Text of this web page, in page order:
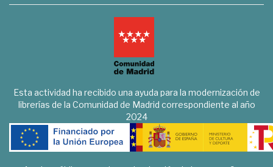
Esta actividad ha recibido una ayuda para la modernización de
librerías de la Comunidad de Madrid correspondiente al año
2024